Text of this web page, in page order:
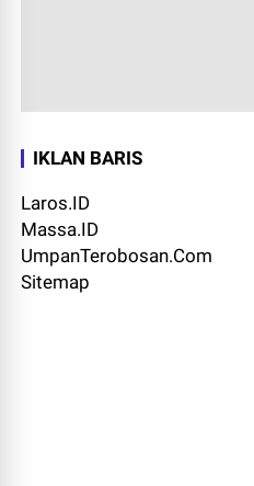
IKLAN BARIS
Laros.ID
Massa.ID
UmpanTerobosan.Com
Sitemap